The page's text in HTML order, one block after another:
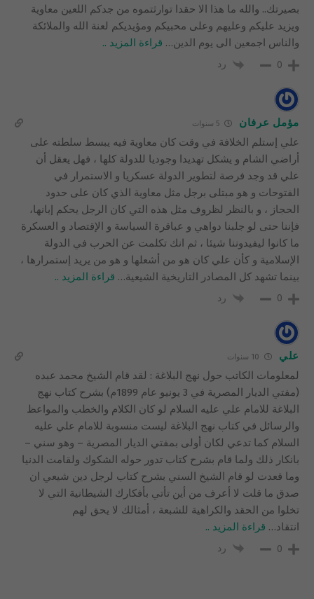
بصيرتك.. والله ما هذا الا حقدا توارثتموه من جدكم اللعين معاوية
ويزيد عليكم وعليهم وعلى محبيكم ومؤيديكم لعنة الله والملائكة
والناس اجمعين الى يوم الدين… قراءة المزيد ..
0 رد
مؤمل عرفان
علي إستلم الخلافة في وقت كان معاوية فيه يبسط سلطته على
أراضي الشام و يشكل تهديدا وجوديا للدولة كلها ، فهل يعقل أن
علي قد وجد فرصة لتطوير الدولة عسكريا و الاستمرار في
الفتوحات و هو مبتلى برجل مثل معاوية الذي كان على حدود
الحجاز ، و بالنظر لظروف مثل هذه التي كان الرجل يحكم إبانها،
فإننا حتى لو جلبنا دواهي و عباقرة السياسة و الإقتصاد و العسكرة
ما كانوا ليفيدوننا شيئا ، ثم انك تكلمت عن الحرب في الدولة
الإسلامية و كأن علي كان هو من أشعلها و هو من يريد إستمرارها ،
بينما تشهد كل المصادر التاريخية الشيعية… قراءة المزيد ..
0 رد
علي
لمعلومات الكاتب حول نهج البلاغة : لقد قام الشيخ محمد عبده
(مفتي الديار المصرية في 3 يونيو عام 1899م) بشرح كتاب نهج
البلاغة للامام علي عليه السلام لو كان الكلام والخطب والمواعظ
والرسائل في كتاب نهج البلاغة ليست منسوبة للامام علي عليه
السلام كما تدعي لكان أولى بمفتي الديار المصرية – وهو سني –
بانكار ذلك ولما قام بشرح كتاب تدور حوله الشكوك ولقامت الدنيا
وما قعدت لو قام الشيخ السني بشرح كتاب لرجل دين شيعي ان
صدق ما قلت لا أعرف من أين تأتي بأفكارك الشيطانية التي لا
تخلوا من الحقد والكراهية للشبعة ، أمثالك لا يحق لهم
انتقاد… قراءة المزيد ..
0 رد